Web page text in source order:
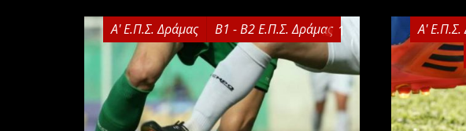
Α' Ε.Π.Σ. Δράμας Β1 - Β2 Ε.Π.Σ. Δράμας 1 Α' Ε.Π.Σ.